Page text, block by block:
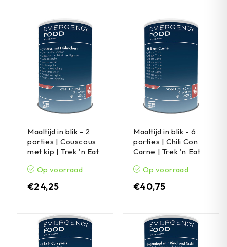
Maaltijd in blik - 2
porties | Couscous
met kip | Trek 'n Eat
Op voorraad
€24,25
Maaltijd in blik - 6
porties | Chili Con
Carne | Trek 'n Eat
Op voorraad
€40,75